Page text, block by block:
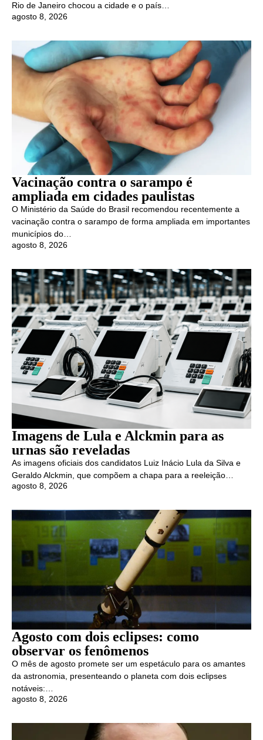
Rio de Janeiro chocou a cidade e o país…
agosto 8, 2026
Vacinação contra o sarampo é
ampliada em cidades paulistas
O Ministério da Saúde do Brasil recomendou recentemente a
vacinação contra o sarampo de forma ampliada em importantes
municípios do…
agosto 8, 2026
Imagens de Lula e Alckmin para as
urnas são reveladas
As imagens oficiais dos candidatos Luiz Inácio Lula da Silva e
Geraldo Alckmin, que compõem a chapa para a reeleição…
agosto 8, 2026
Agosto com dois eclipses: como
observar os fenômenos
O mês de agosto promete ser um espetáculo para os amantes
da astronomia, presenteando o planeta com dois eclipses
notáveis:…
agosto 8, 2026